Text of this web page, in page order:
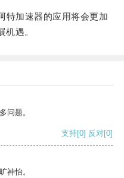
加速器的应用将会更加
机遇。
问题。
支持[0] 反对[0]
神怡。